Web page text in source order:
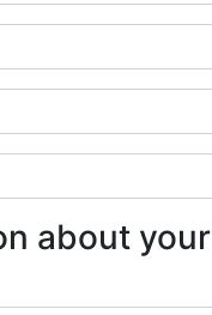
about your